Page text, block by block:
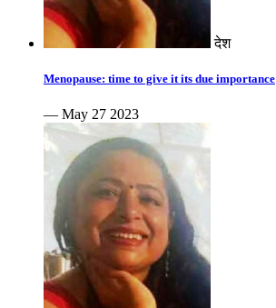
देश
Menopause: time to give it its due importance
— May 27 2023